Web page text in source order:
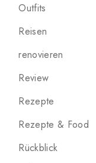
Outfits
Reisen
renovieren
Review
Rezepte
Rezepte & Food
Rückblick